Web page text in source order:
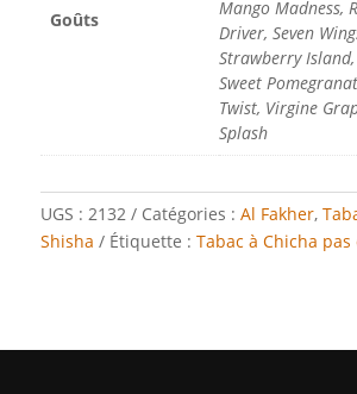
Goûts
Mango Madness,
Driver, Seven
Strawberry Island,
Sweet
Twist, Virgine
Splash
UGS : 2132 Catégories : Al Fakher,
Shisha
Étiquette : Tabac à Chicha pas